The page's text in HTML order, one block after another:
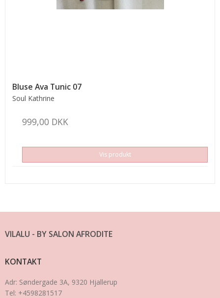
Bluse Ava Tunic 07
Soul Kathrine
999,00 DKK
Vis produkt
VILALU - BY SALON AFRODITE
KONTAKT
Adr: Søndergade 3A, 9320 Hjallerup
Tel: +4598281517